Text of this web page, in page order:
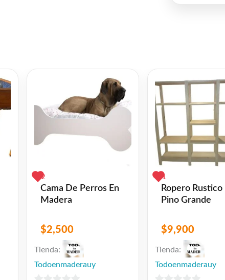
2
Cama De Perros En
Madera
$2,500
Tienda:
Todoenmaderauy
1
Ropero Rustico
Pino Grande
$9,900
Tienda:
Todoenmaderauy